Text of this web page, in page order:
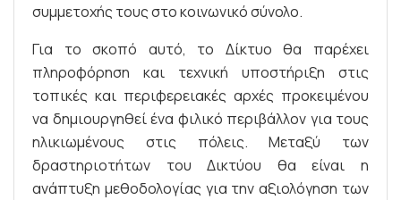
συμμετοχής τους στο κοινωνικό σύνολο.
Για το σκοπό αυτό, το Δίκτυο θα παρέχει
πληροφόρηση και τεχνική υποστήριξη στις
τοπικές και περιφερειακές αρχές προκειμένου
να δημιουργηθεί ένα φιλικό περιβάλλον για τους
ηλικιωμένους στις πόλεις. Μεταξύ των
δραστηριοτήτων του Δικτύου θα είναι η
ανάπτυξη μεθοδολογίας για την αξιολόγηση των